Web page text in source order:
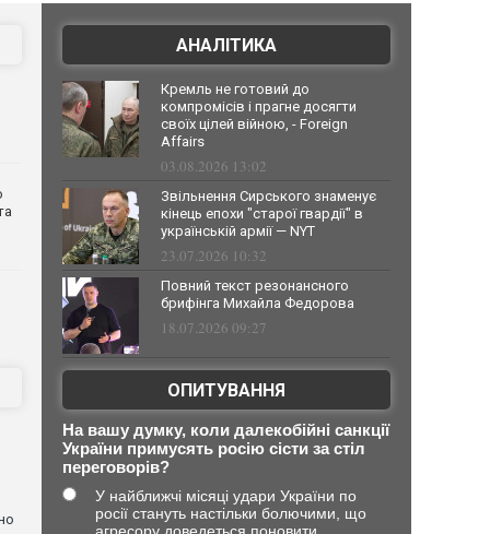
АНАЛІТИКА
Кремль не готовий до
компромісів і прагне досягти
своїх цілей війною, - Foreign
Affairs
03.08.2026 13:02
Звільнення Сирського знаменує
кінець епохи "старої гвардії" в
українській армії — NYT
23.07.2026 10:32
Повний текст резонансного
брифінга Михайла Федорова
18.07.2026 09:27
ОПИТУВАННЯ
На вашу думку, коли далекобійні санкції
України примусять росію сісти за стіл
переговорів?
У найближчі місяці удари України по
росії стануть настільки болючими, що